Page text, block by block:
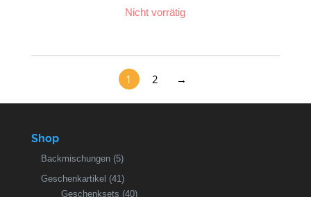
Nicht vorrätig
1 2 →
Shop
Backmischungen (5)
Geschenkartikel (41)
Geschenksets (40)